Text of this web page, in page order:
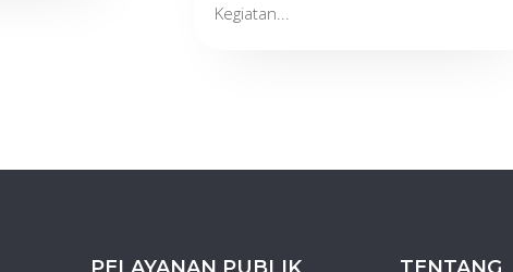
Kegiatan...